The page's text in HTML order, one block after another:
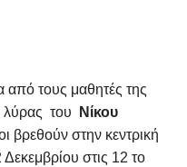
από τους μαθητές της
του
Νίκου
βρεθούν στην κεντρική
στις 12 το